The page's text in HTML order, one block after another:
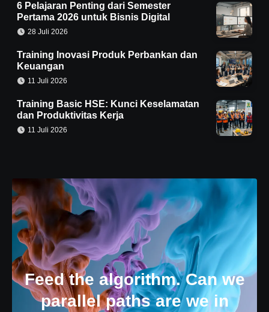
6 Pelajaran Penting dari Semester
Pertama 2026 untuk Bisnis Digital
28 Juli 2026
Training Inovasi Produk Perbankan dan
Keuangan
11 Juli 2026
Training Basic HSE: Kunci Keselamatan
dan Produktivitas Kerja
11 Juli 2026
Feed the algorithm. Can we
parallel paths are we in